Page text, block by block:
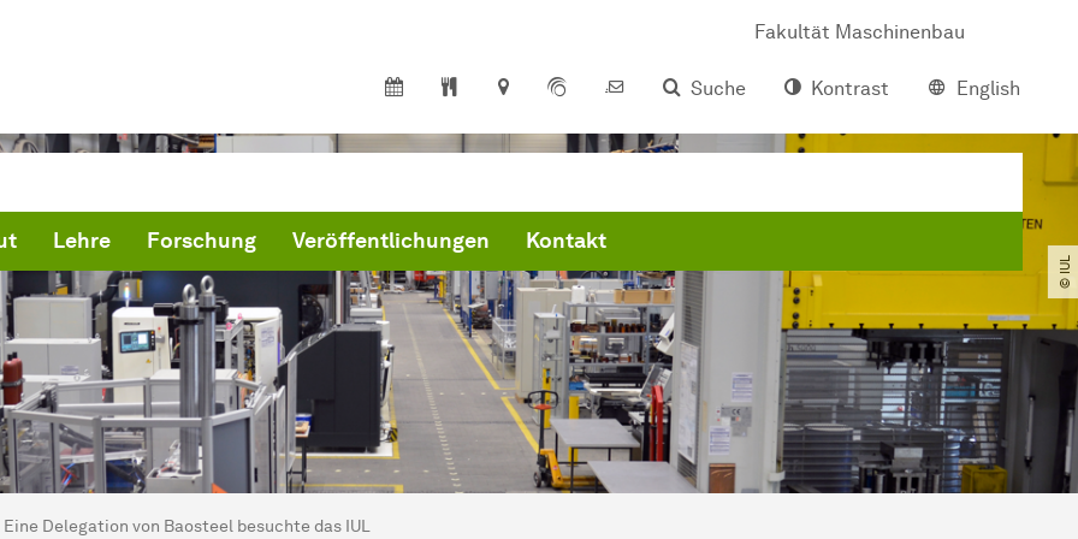
Fakultät Maschinenbau
Suche
Kontrast English
Lehre Forschung Veröffentlichungen Kontakt
© IUL
hier:
Eine Delegation von Baosteel besuchte das IUL